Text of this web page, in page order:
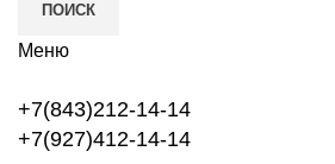
ПОИСК
Меню
+7(843)212-14-14
+7(927)412-14-14